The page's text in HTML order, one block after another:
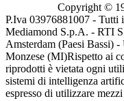
Copyright ©
P.Iva 03976881007 - Tutti
Mediamond S.p.A. - RTI
Amsterdam (Paesi Bassi)
Monzese (MI)Rispetto ai
riprodotti è vietata ogni
sistemi di intelligenza
espresso di utilizzare